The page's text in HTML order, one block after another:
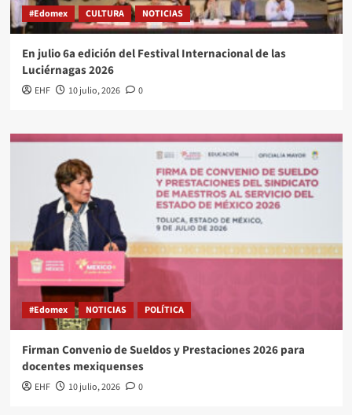
#Edomex CULTURA NOTICIAS
En julio 6a edición del Festival Internacional de las
Luciérnagas 2026
EHF 10 julio, 2026 0
#Edomex NOTICIAS POLÍTICA
Firman Convenio de Sueldos y Prestaciones 2026 para
docentes mexiquenses
EHF 10 julio, 2026 0